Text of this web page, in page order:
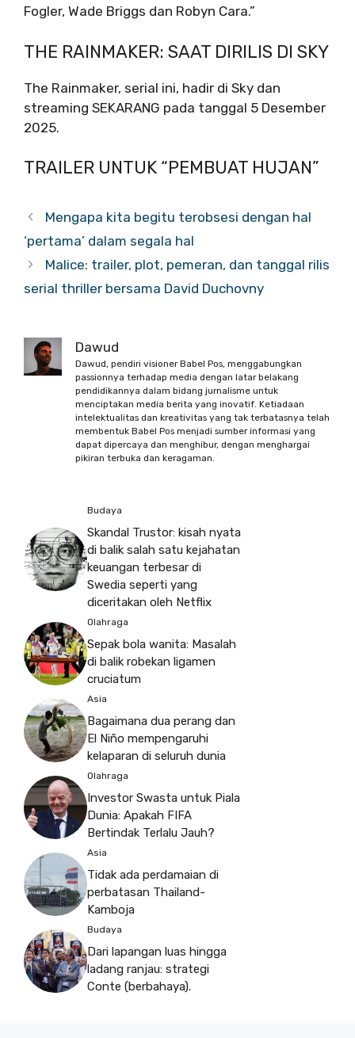
Fogler, Wade Briggs dan Robyn Cara.”
THE RAINMAKER: SAAT DIRILIS DI SKY
The Rainmaker, serial ini, hadir di Sky dan
streaming SEKARANG pada tanggal 5 Desember
2025.
TRAILER UNTUK “PEMBUAT HUJAN”
Mengapa kita begitu terobsesi dengan hal
‘pertama’ dalam segala hal
Malice: trailer, plot, pemeran, dan tanggal rilis
serial thriller bersama David Duchovny
Dawud
Dawud, pendiri visioner Babel Pos, menggabungkan
passionnya terhadap media dengan latar belakang
pendidikannya dalam bidang jurnalisme untuk
menciptakan media berita yang inovatif. Ketiadaan
intelektualitas dan kreativitas yang tak terbatasnya telah
membentuk Babel Pos menjadi sumber informasi yang
dapat dipercaya dan menghibur, dengan menghargai
pikiran terbuka dan keragaman.
Budaya
Skandal Trustor: kisah nyata
di balik salah satu kejahatan
keuangan terbesar di
Swedia seperti yang
diceritakan oleh Netflix
Olahraga
Sepak bola wanita: Masalah
di balik robekan ligamen
cruciatum
Asia
Bagaimana dua perang dan
El Niño mempengaruhi
kelaparan di seluruh dunia
Olahraga
Investor Swasta untuk Piala
Dunia: Apakah FIFA
Bertindak Terlalu Jauh?
Asia
Tidak ada perdamaian di
perbatasan Thailand-
Kamboja
Budaya
Dari lapangan luas hingga
ladang ranjau: strategi
Conte (berbahaya).